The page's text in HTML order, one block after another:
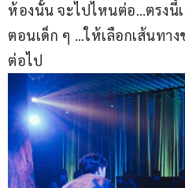
ห้องนั้น จะไปไหนต่อ…ตรงนี้
ตอนเด็ก ๆ …ให้เลือกเส้นทา
ต่อไป